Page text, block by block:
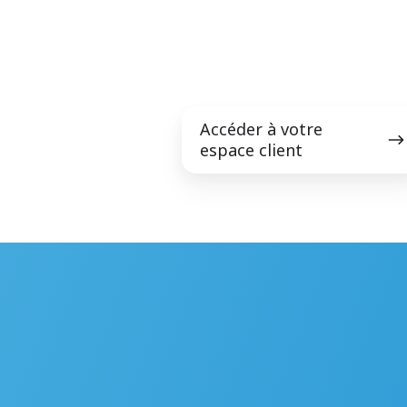
Accéder à votre
espace client
Accéder